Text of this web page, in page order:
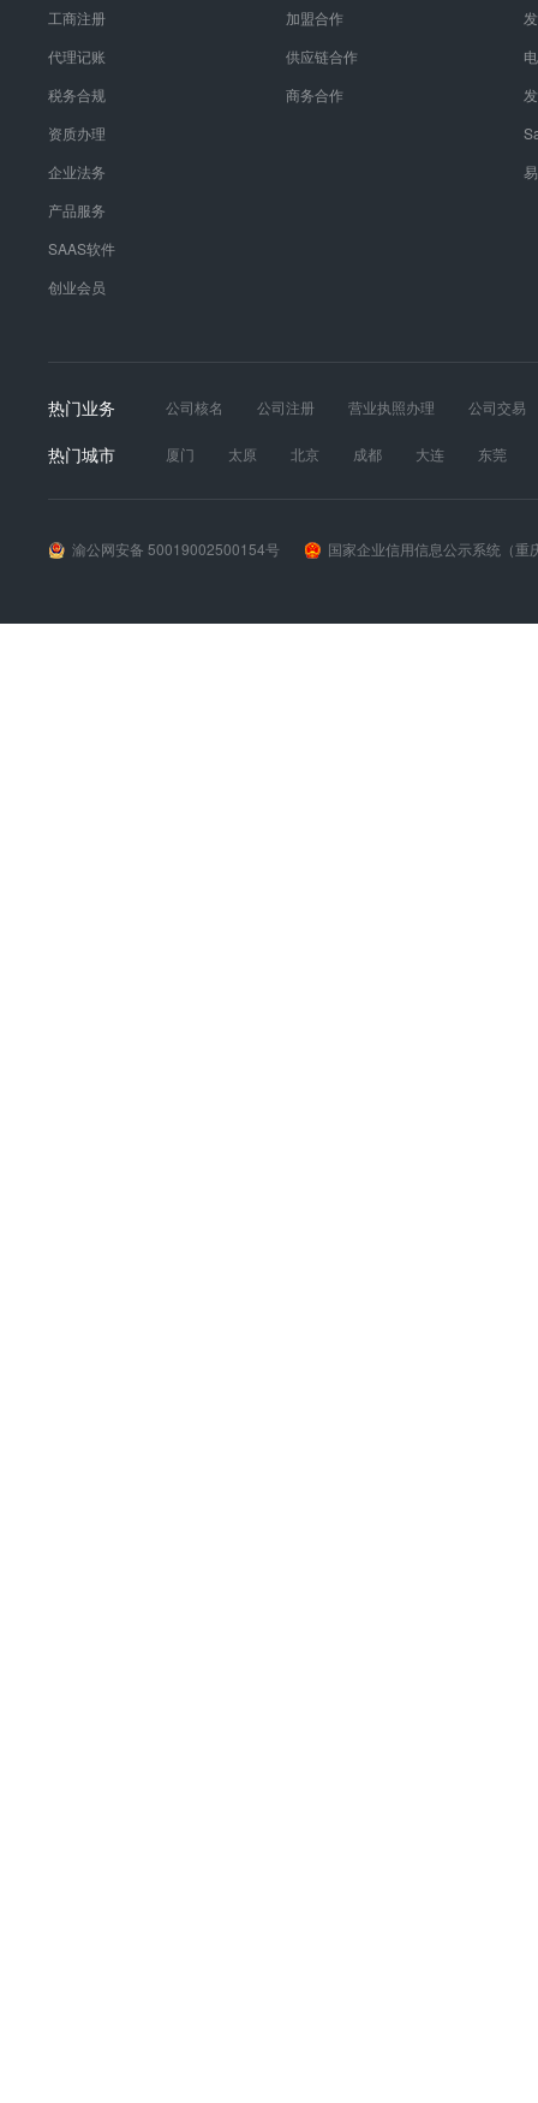
是薪酬体系设计的基础;第二步是建立一套科学的岗位评价方法,
档系统中,以形成企业的工资级别.比如将整个企业的工资体系设
比如确定应该是按照市场上的25P、50P还是75P来定位.这样做
工资和浮动工资的比例,也包括确定岗位工资和技能工资的关系
大的工程,不是靠文字堆砌而成的方案就能完成的,而是企业全体
境薪酬体系不是靠人力资源部闭门造车、不是靠参加几次培训、
合理分配到合适的人身上,为随后的岗位评价奠定基础.工作分析
通常采用访谈法、问卷法、观察法和现场工作日记/日志法,最后
公平性.著名的HAY海氏因素点值评估体系认为智能水平、解决
间同一职位名称而工作内容的非同一性,再加上市场调查结果是
作分析出了问题.同级别和层次的员工岗位工作量、工作难易程
以往,公司的员工一定会是牢*满腹,轻则造成内部不团结,影响士
岗位的薪水与基层员工的差异达到8-10倍以上,则基层员工与管
沉沉的局面,而中高层的工作也难以开展.6、注意调薪有依据,绩
原则,重激励.7、注意薪资计算准确,发放及时企业不能够做到准
可能致使公司名誉遭受损失,也可能使外部**者对该企业丧失信心
工适当共享企业是个利益共同体,利润大家创造,收益共同分享.因
员工进行分享.同时,注意分配的度.如果分给员工的过少,可能会导
盈余可能不能满足长远发展的需要,与前者相比,公司的损失更大.
员工分配,这同期股期权的激励还不一样.
工商注册
代理记账
税务合规
资质办理
企业法务
产品服务
SAAS软件
创业会员
加盟合作
供应链合作
商务合作
热门业务 公司核名 公司注册 营业执照办理
公司交易
发票真伪
财税服务 工商年报 道路运输经营
热门城市 厦门 太原 北京 成都 大连
东莞
渝公网安备 50019002500154号 国家企业信用信息公示系统（重